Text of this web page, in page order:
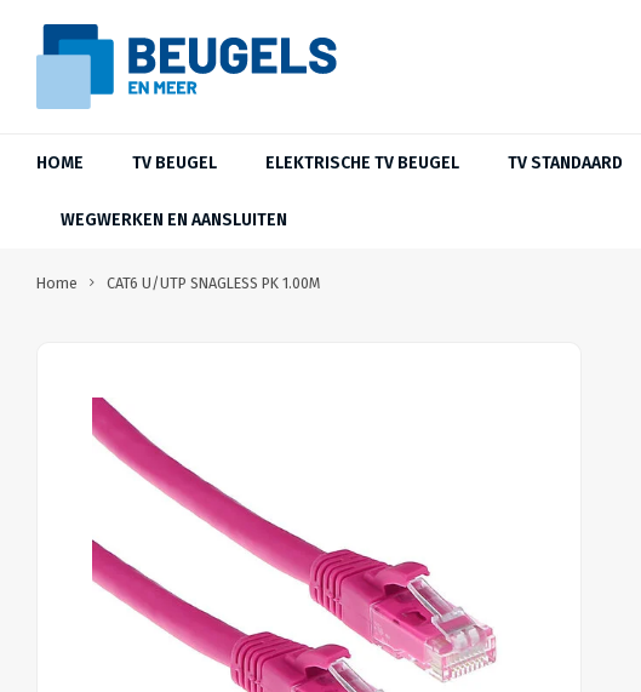
HOME TV BEUGEL ELEKTRISCHE TV BEUGEL TV STANDAARD
WEGWERKEN EN AANSLUITEN
Home CAT6 U/UTP SNAGLESS PK 1.00M